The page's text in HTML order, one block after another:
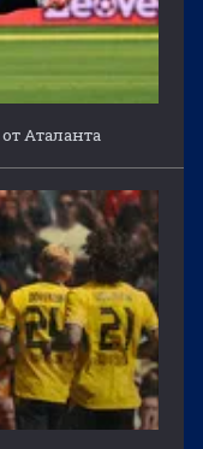
Аталанта